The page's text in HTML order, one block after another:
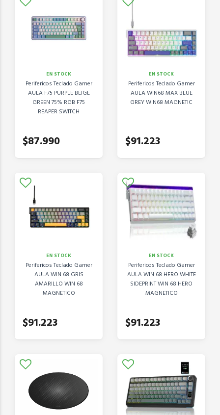
EN STOCK
Perifericos Teclado Gamer
AULA F75 PURPLE BEIGE
GREEN 75% RGB F75
REAPER SWITCH
$87.990
EN STOCK
Perifericos Teclado Gamer
AULA WIN68 MAX BLUE
GREY WIN68 MAGNETIC
$91.223
EN STOCK
Perifericos Teclado Gamer
AULA WIN 68 GRIS
AMARILLO WIN 68
MAGNETICO
$91.223
EN STOCK
Perifericos Teclado Gamer
AULA WIN 68 HERO WHITE
SIDEPRINT WIN 68 HERO
MAGNETICO
$91.223